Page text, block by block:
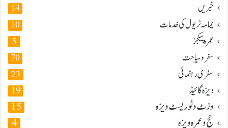
خبریں 14
یمامہ ٹریول کی خدمات 10
عمرہ پیکجز 5
سفر و سیاحت 70
سفری رہنمائی 23
ویزہ گائیڈ 19
وزٹ و ٹوریسٹ ویزہ 15
حج و عمرہ ویزہ 4